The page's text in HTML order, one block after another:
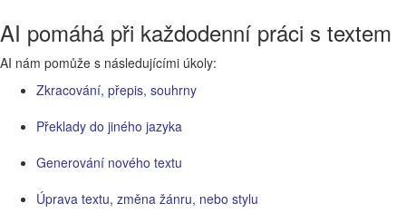
AI pomáhá při každodenní práci s textem
AI nám pomůže s následujícími úkoly:
Zkracování, přepis, souhrny
Překlady do jiného jazyka
Generování nového textu
Úprava textu, změna žánru, nebo stylu